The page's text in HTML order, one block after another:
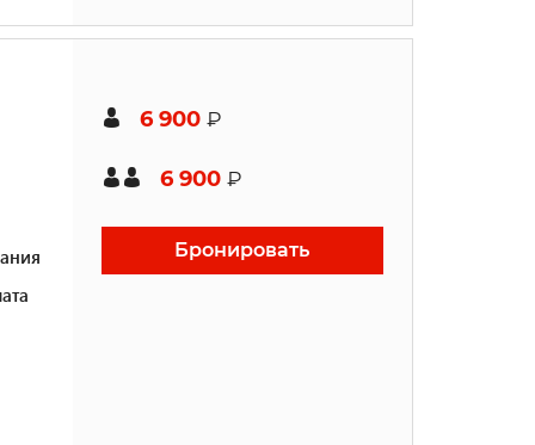
6 900 ₽
6 900 ₽
Бронировать